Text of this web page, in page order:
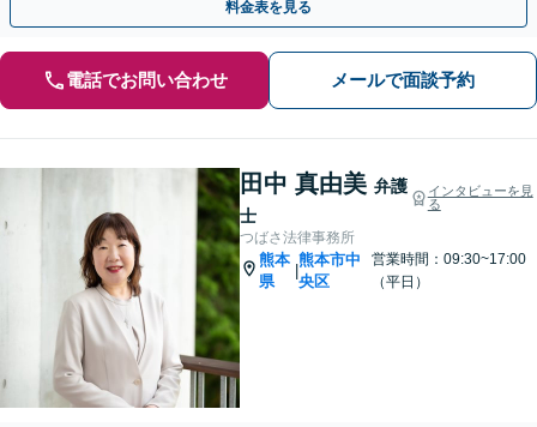
料金表を見る
電話でお問い合わせ メールで面談予約
田中 真由美 弁護
士
インタビューを見
る
つばさ法律事務所
熊本
県
熊本市中
央区
営業時間：09:30~17:00
（平日）